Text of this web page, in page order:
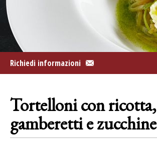
Richiedi informazioni
Tortelloni con ricotta,
gamberetti e zucchine